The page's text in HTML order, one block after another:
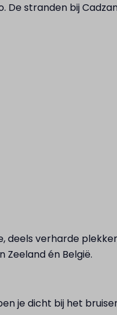
stranden bij
verharde
Zeeland én België.
je dicht bij het